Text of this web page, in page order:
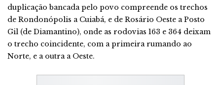
duplicação bancada pelo povo compreende os trechos
de Rondonópolis a Cuiabá, e de Rosário Oeste a Posto
Gil (de Diamantino), onde as rodovias 163 e 364 deixam
o trecho coincidente, com a primeira rumando ao
Norte, e a outra a Oeste.